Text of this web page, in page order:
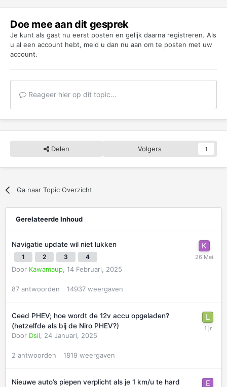
Doe mee aan dit gesprek
Je kunt als gast nu eerst posten en gelijk daarna registreren. Als
u al een account hebt, meld u dan nu aan om te posten met uw
account.
Reageer hier op dit topic...
Delen Volgers 1
Ga naar Topic Overzicht
Gerelateerde Inhoud
Navigatie update wil niet lukken
1 2 3 4
Door Kawamaup 14 Februari, 2025
87 antwoorden 14937 weergaven
Ceed PHEV; hoe wordt de 12v accu opgeladen?
(hetzelfde als bij de Niro PHEV?)
Door Dsil 24 Januari, 2025
2 antwoorden 1819 weergaven
Nieuwe auto’s piepen verplicht als je 1 km/u te hard